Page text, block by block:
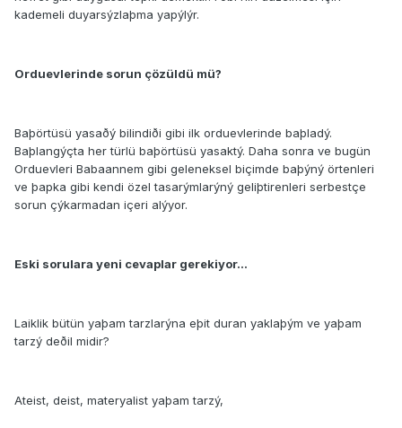
kademeli duyarsýzlaþma yapýlýr.
Orduevlerinde sorun çözüldü mü?
Baþörtüsü yasaðý bilindiði gibi ilk orduevlerinde baþladý.
Baþlangýçta her türlü baþörtüsü yasaktý. Daha sonra ve bugün
Orduevleri Babaannem gibi geleneksel biçimde baþýný örtenleri
ve þapka gibi kendi özel tasarýmlarýný geliþtirenleri serbestçe
sorun çýkarmadan içeri alýyor.
Eski sorulara yeni cevaplar gerekiyor...
Laiklik bütün yaþam tarzlarýna eþit duran yaklaþým ve yaþam
tarzý deðil midir?
Ateist, deist, materyalist yaþam tarzý,